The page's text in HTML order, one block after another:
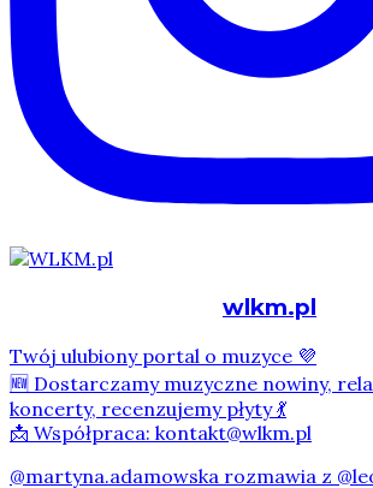
wlkm.pl
Twój ulubiony portal o muzyce 💜
🆕 Dostarczamy muzyczne nowiny,
koncerty, recenzujemy płyty 💃
📩 Współpraca: kontakt@wlkm.pl
@martyna.adamowska rozmawia z